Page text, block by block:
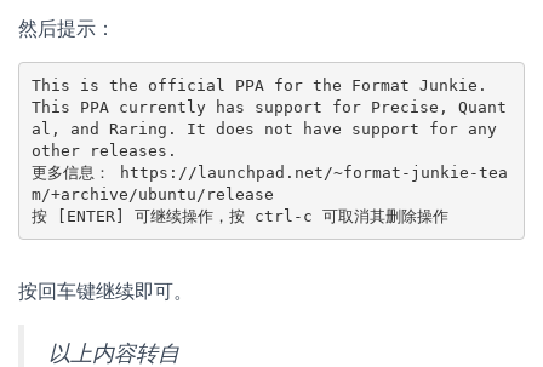
然后提示：
This is the official PPA for the Format Junkie.
This PPA currently has support for Precise, Quant
al, and Raring. It does not have support for any
other releases.
更多信息： https://launchpad.net/~format-junkie-tea
m/+archive/ubuntu/release
按 [ENTER] 可继续操作，按 ctrl-c 可取消其删除操作
按回车键继续即可。
以上内容转自